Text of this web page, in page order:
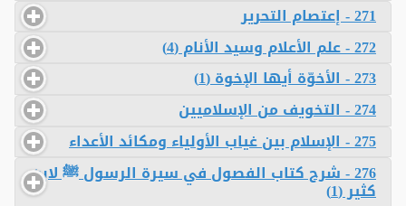
271 - إعتصام التحرير
272 - علم الأعلام وسيد الأنام (4)
273 - الأخوّة أيها الإخوة (1)
274 - التخويف من الإسلاميين
275 - الإسلام بين غياب الأولياء ومكائد الأعداء
276 - شرح كتاب الفصول في سيرة الرسول ﷺ لابن
كثير (1)